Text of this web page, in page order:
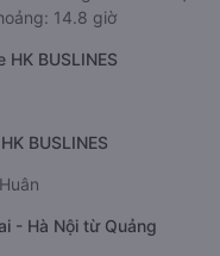
14.8 giờ
BUSLINES
BUSLINES
- Hà Nội từ Quảng